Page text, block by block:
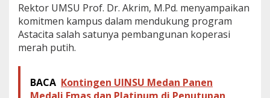
Rektor UMSU Prof. Dr. Akrim, M.Pd. menyampaikan
komitmen kampus dalam mendukung program
Astacita salah satunya pembangunan koperasi
merah putih.
BACA Kontingen UINSU Medan Panen